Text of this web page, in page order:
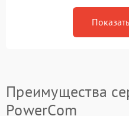
Преимущества
PowerCom